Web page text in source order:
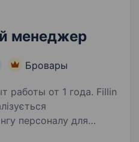
менеджер
Бровары
от 1 года. Fillin
персоналу для